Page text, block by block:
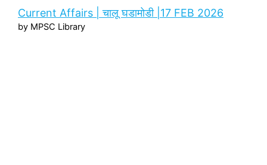
Current Affairs | चालू घडामोडी |17 FEB 2026
by MPSC Library